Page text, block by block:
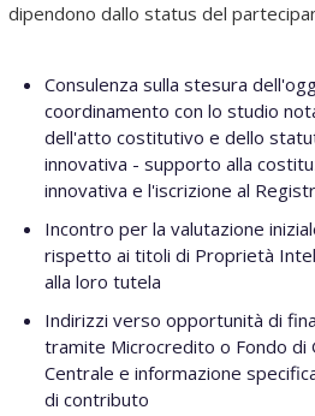
dipendono dallo status del
Consulenza sulla stesura
coordinamento con lo studio
dell'atto costitutivo e dello
innovativa - supporto alla
innovativa e l'iscrizione al
Incontro per la valutazione
rispetto ai titoli di Proprietà
alla loro tutela
Indirizzi verso opportunità di
tramite Microcredito o Fondo di
Centrale e informazione
di contributo